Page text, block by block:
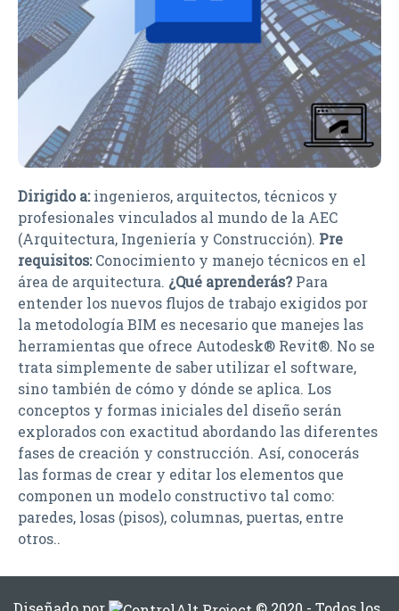
Dirigido a:ingenieros, arquitectos, técnicos y
profesionales vinculados al mundo de la AEC
(Arquitectura, Ingeniería y Construcción). Pre
requisitos:Conocimiento y manejo técnicos en el
área de arquitectura. ¿Qué aprenderás?Para
entender los nuevos flujos de trabajo exigidos por
la metodología BIM es necesario que manejes las
herramientas que ofrece Autodesk® Revit®. No se
trata simplemente de saber utilizar el software,
sino también de cómo y dónde se aplica. Los
conceptos y formas iniciales del diseño serán
explorados con exactitud abordando las diferentes
fases de creación y construcción. Así, conocerás
las formas de crear y editar los elementos que
componen un modelo constructivo tal como:
paredes, losas (pisos), columnas, puertas, entre
otros..